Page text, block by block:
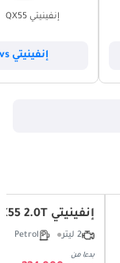
إنفينيتي QX55
إنفينيتي QX55 vs لكزس RX 350
إنفينيتي QX55 2.0T ضروري (AWD)
2 ليتر Petrol
بدءا من